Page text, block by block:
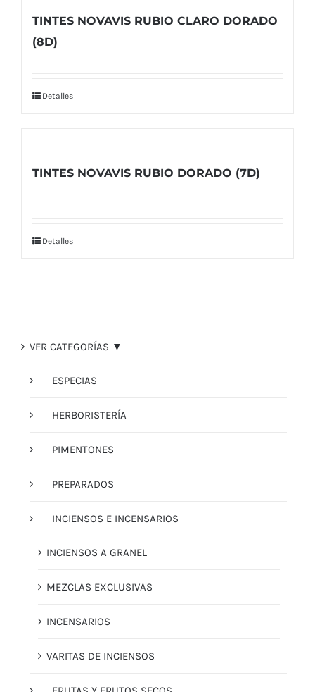
TINTES NOVAVIS RUBIO CLARO DORADO
(8D)
Detalles
TINTES NOVAVIS RUBIO DORADO (7D)
Detalles
VER CATEGORÍAS ▼
ESPECIAS
HERBORISTERÍA
PIMENTONES
PREPARADOS
INCIENSOS E INCENSARIOS
INCIENSOS A GRANEL
MEZCLAS EXCLUSIVAS
INCENSARIOS
VARITAS DE INCIENSOS